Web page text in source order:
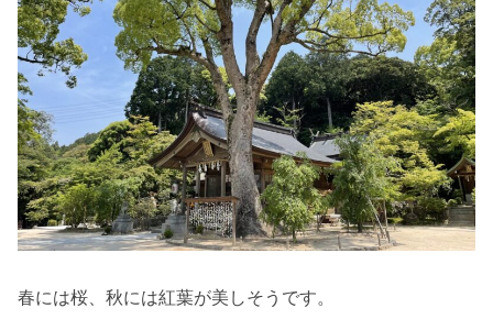
春には桜、秋には紅葉が美しそうです。